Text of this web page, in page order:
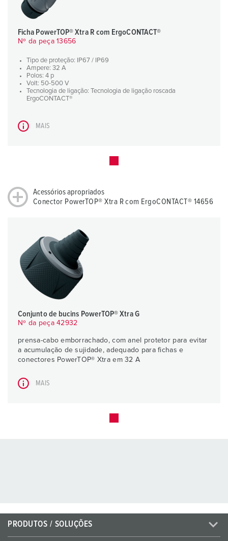
Ficha PowerTOP® Xtra R com ErgoCONTACT®
Nº da peça 13656
Tipo de proteção: IP67 / IP69
Ampere: 32 A
Polos: 4 p
Volt: 50-500 V
Tecnologia de ligação: Tecnologia de ligação roscada
ErgoCONTACT®
MAIS
Acessórios apropriados
Conector PowerTOP® Xtra R com ErgoCONTACT® 14656
Conjunto de bucins PowerTOP® Xtra G
Nº da peça 42932
prensa-cabo emborrachado, com anel protetor para evitar
a acumulação de sujidade, adequado para fichas e
conectores PowerTOP® Xtra em 32 A
MAIS
PRODUTOS / SOLUÇÕES